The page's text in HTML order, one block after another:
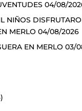
04/08/
NIÑOS
MERLO 04/08/2026
EN MERLO 03/